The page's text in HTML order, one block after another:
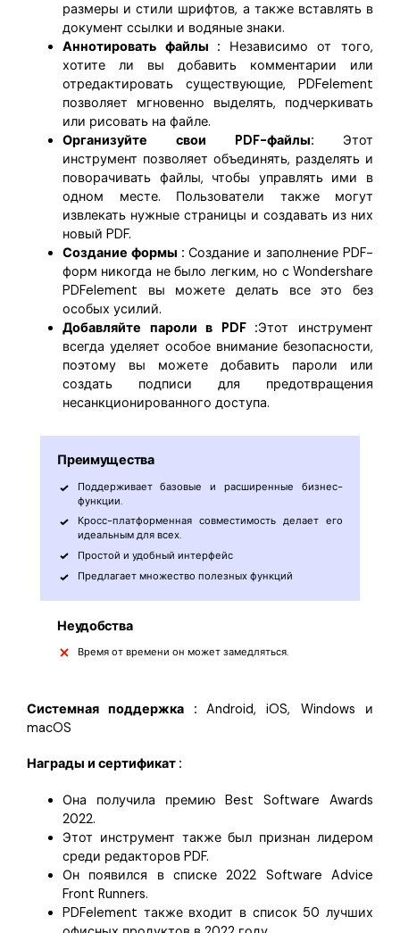
размеры и стили шрифтов, а также вставлять в
документ ссылки и водяные знаки.
Аннотировать файлы :
Независимо от того,
хотите ли вы добавить комментарии или
отредактировать существующие, PDFelement
позволяет мгновенно выделять, подчеркивать
или рисовать на файле.
Организуйте свои PDF-файлы:
Этот
инструмент позволяет объединять, разделять и
поворачивать файлы, чтобы управлять ими в
одном месте. Пользователи также могут
извлекать нужные страницы и создавать из них
новый PDF.
Создание формы : Создание и заполнение PDF-
форм никогда не было легким, но с Wondershare
PDFelement вы можете делать все это без
особых усилий.
Добавляйте пароли в PDF :Этот инструмент
всегда уделяет особое внимание безопасности,
поэтому вы можете добавить пароли или
создать подписи для предотвращения
несанкционированного доступа.
Преимущества
Поддерживает базовые и расширенные бизнес-
функции.
Кросс-платформенная совместимость делает его
идеальным для всех.
Простой и удобный интерфейс
Предлагает множество полезных функций
Неудобства
Время от времени он может замедляться.
Системная поддержка :
Android, iOS, Windows и
macOS
Награды и сертификат :
Она получила премию Best Software Awards
2022.
Этот инструмент также был признан лидером
среди редакторов PDF.
Он появился в списке 2022 Software Advice
Front Runners.
PDFelement также входит в список 50 лучших